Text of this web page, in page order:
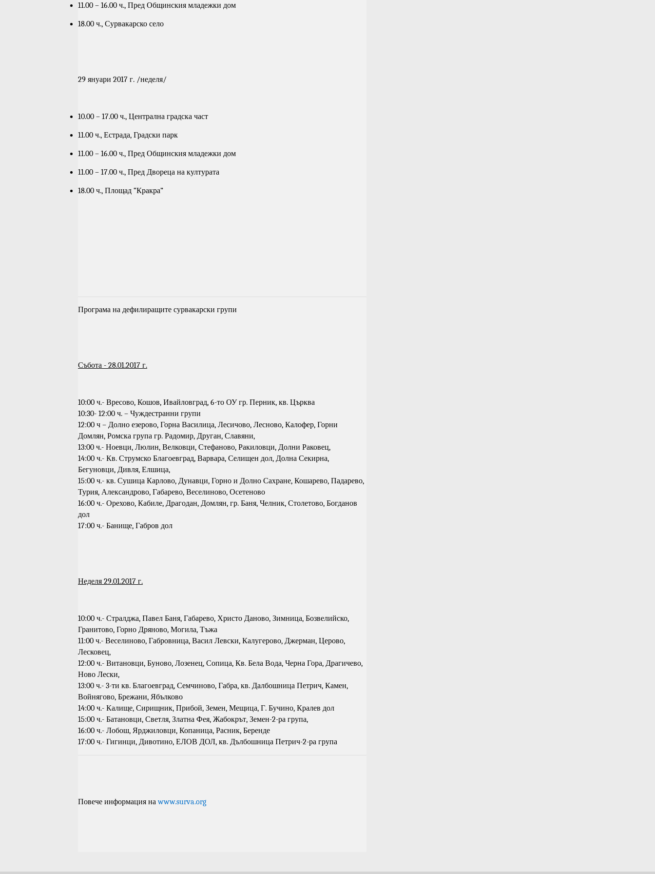
11.00 – 16.00 ч., Пред Общинския младежки дом
18.00 ч., Сурвакарско село
29 януари 2017 г. /неделя/
10.00 – 17.00 ч., Централна градска част
11.00 ч., Естрада, Градски парк
11.00 – 16.00 ч., Пред Общинския младежки дом
11.00 – 17.00 ч., Пред Двореца на културата
18.00 ч., Площад “Кракра”
Програма на дефилиращите сурвакарски групи
Събота - 28.01.2017 г.
10:00 ч.- Вресово, Кошов, Ивайловград, 6-то ОУ гр. Перник, кв. Църква
10:30- 12:00 ч. – Чуждестранни групи
12:00 ч – Долно езерово, Горна Василица, Лесичово, Лесново, Калофер, Горни
Домлян, Ромска група гр. Радомир, Друган, Славяни,
13:00 ч.- Ноевци, Люлин, Велковци, Стефаново, Ракиловци, Долни Раковец,
14:00 ч.- Кв. Струмско Благоевград, Варвара, Селищен дол, Долна Секирна,
Бегуновци, Дивля, Елшица,
15:00 ч.- кв. Сушица Карлово, Дунавци, Горно и Долно Сахране, Кошарево, Падарево,
Турия, Александрово, Габарево, Веселиново, Осетеново
16:00 ч.- Орехово, Кабиле, Драгодан, Домлян, гр. Баня, Челник, Столетово, Богданов
дол
17:00 ч.- Банище, Габров дол
Неделя 29.01.2017 г.
10:00 ч.- Стралджа, Павел Баня, Габарево, Христо Даново, Зимница, Бозвелийско,
Гранитово, Горно Дряново, Могила, Тъжа
11:00 ч.- Веселиново, Габровница, Васил Левски, Калугерово, Джерман, Церово,
Лесковец,
12:00 ч.- Витановци, Буново, Лозенец, Сопица, Кв. Бела Вода, Черна Гора, Драгичево,
Ново Лески,
13:00 ч.- 3-ти кв. Благоевград, Семчиново, Габра, кв. Далбошница Петрич, Камен,
Войнягово, Брежани, Ябълково
14:00 ч.- Калище, Сирищник, Прибой, Земен, Мещица, Г. Бучино, Кралев дол
15:00 ч.- Батановци, Светля, Златна Фея, Жабокрът, Земен-2-ра група,
16:00 ч.- Лобош, Ярджиловци, Копаница, Расник, Беренде
17:00 ч.- Гигинци, Дивотино, ЕЛОВ ДОЛ, кв. Дълбошница Петрич-2-ра група
Повече информация наwww.surva.org